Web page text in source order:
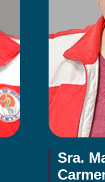
Sra.